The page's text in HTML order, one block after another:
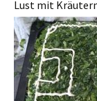
Lust mit